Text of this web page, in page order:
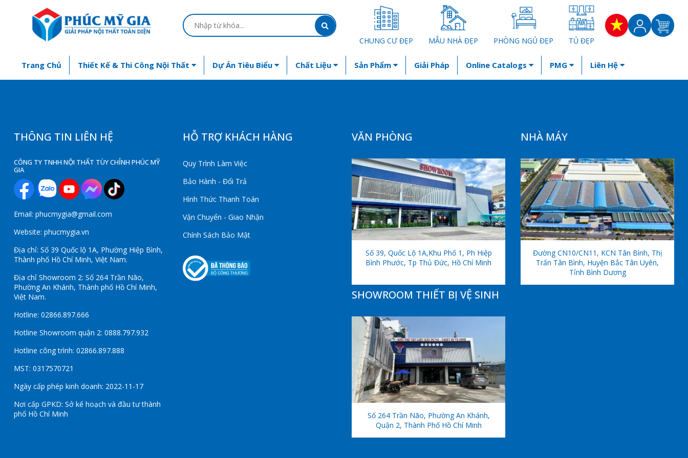
CHUNG CƯ ĐẸP MẪU NHÀ ĐẸP PHÒNG NGỦ ĐẸP TỦ ĐẸP
Trang Chủ Thiết Kế & Thi Công Nội Thất Dự Án Tiêu Biểu Chất Liệu Sản Phẩm Giải Pháp Online Catalogs PMG Liên Hệ
THÔNG TIN LIÊN HỆ
CÔNG TY TNHH NỘI THẤT TÙY CHỈNH PHÚC MỸ
GIA
Email: phucmygia@gmail.com
Website: phucmygia.vn
Địa chỉ: Số 39 Quốc lộ 1A, Phường Hiệp Bình,
Thành phố Hồ Chí Minh, Việt Nam.
Địa chỉ Showroom 2: Số 264 Trần Não,
Phường An Khánh, Thành phố Hồ Chí Minh,
Việt Nam.
Hotline: 02866.897.666
Hotline Showroom quận 2: 0888.797.932
Hotline công trình: 02866.897.888
MST: 0317570721
Ngày cấp phép kinh doanh: 2022-11-17
Nơi cấp GPKD: Sở kế hoạch và đầu tư thành
phố Hồ Chí Minh
HỖ TRỢ KHÁCH HÀNG
Quy Trình Làm Việc
Bảo Hành - Đổi Trả
Hình Thức Thanh Toán
Vận Chuyển - Giao Nhận
Chính Sách Bảo Mật
VĂN PHÒNG
Số 39, Quốc Lộ 1A,khu Phố 1, Ph Hiệp
Bình Phước, Tp Thủ Đức, Hồ Chí Minh
NHÀ MÁY
Đường CN10/CN11, KCN Tân Bình, Thị
Trấn Tân Bình, Huyện Bắc Tân Uyên,
Tỉnh Bình Dương
SHOWROOM THIẾT BỊ VỆ SINH
Số 264 Trần Não, Phường An Khánh,
Quận 2, Thành Phố Hồ Chí Minh